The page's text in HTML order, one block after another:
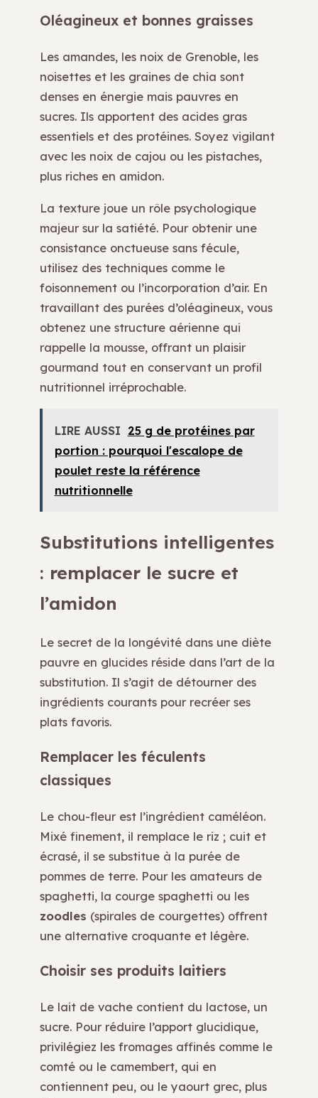
Oléagineux et bonnes graisses
Les amandes, les noix de Grenoble, les
noisettes et les graines de chia sont
denses en énergie mais pauvres en
sucres. Ils apportent des acides gras
essentiels et des protéines. Soyez vigilant
avec les noix de cajou ou les pistaches,
plus riches en amidon.
La texture joue un rôle psychologique
majeur sur la satiété. Pour obtenir une
consistance onctueuse sans fécule,
utilisez des techniques comme le
foisonnement ou l’incorporation d’air. En
travaillant des purées d’oléagineux, vous
obtenez une structure aérienne qui
rappelle la mousse, offrant un plaisir
gourmand tout en conservant un profil
nutritionnel irréprochable.
LIRE AUSSI 25 g de protéines par
portion : pourquoi l'escalope de
poulet reste la référence
nutritionnelle
Substitutions intelligentes
: remplacer le sucre et
l’amidon
Le secret de la longévité dans une diète
pauvre en glucides réside dans l’art de la
substitution. Il s’agit de détourner des
ingrédients courants pour recréer ses
plats favoris.
Remplacer les féculents
classiques
Le chou-fleur est l’ingrédient caméléon.
Mixé finement, il remplace le riz ; cuit et
écrasé, il se substitue à la purée de
pommes de terre. Pour les amateurs de
spaghetti, la courge spaghetti ou les
zoodles (spirales de courgettes) offrent
une alternative croquante et légère.
Choisir ses produits laitiers
Le lait de vache contient du lactose, un
sucre. Pour réduire l’apport glucidique,
privilégiez les fromages affinés comme le
comté ou le camembert, qui en
contiennent peu, ou le yaourt grec, plus